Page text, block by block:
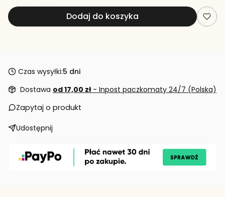
Dodaj do koszyka
Czas wysyłki:5 dni
Dostawa od 17,00 zł - Inpost paczkomaty 24/7 (Polska)
Zapytaj o produkt
Udostępnij